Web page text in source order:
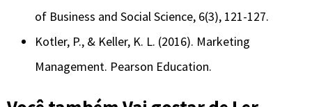
of Business and Social Science, 6(3), 121-127.
Kotler, P., & Keller, K. L. (2016). Marketing
Management. Pearson Education.